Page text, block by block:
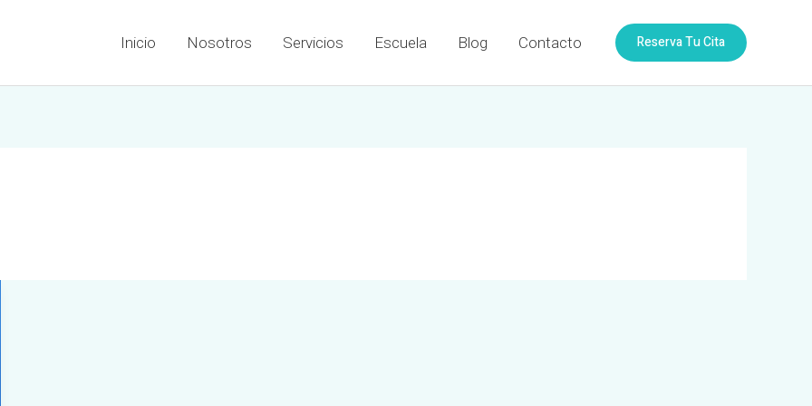
Inicio Nosotros Servicios Escuela Blog Contacto Reserva Tu Cita